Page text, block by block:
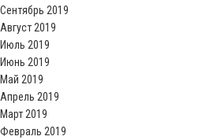
Сентябрь 2019
Август 2019
Июль 2019
Июнь 2019
Май 2019
Апрель 2019
Март 2019
Февраль 2019